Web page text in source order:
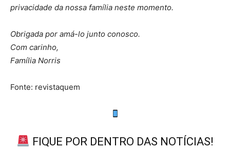
privacidade da nossa família neste momento.
Obrigada por amá-lo junto conosco.
Com carinho,
Família Norris
Fonte: revistaquem
FIQUE POR DENTRO DAS NOTÍCIAS!